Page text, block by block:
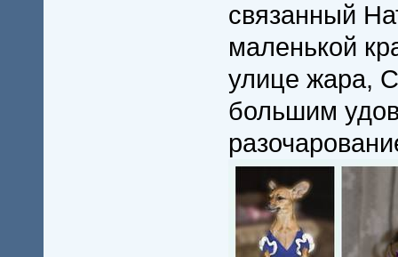
связанный
маленькой
улице жара,
большим